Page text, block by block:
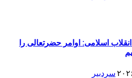
اسلامی: اوامر حضرتعالی را
سردبیر